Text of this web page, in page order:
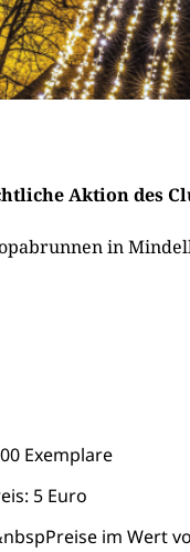
Aktion des
in
Exemplare
5 Euro
im Wert